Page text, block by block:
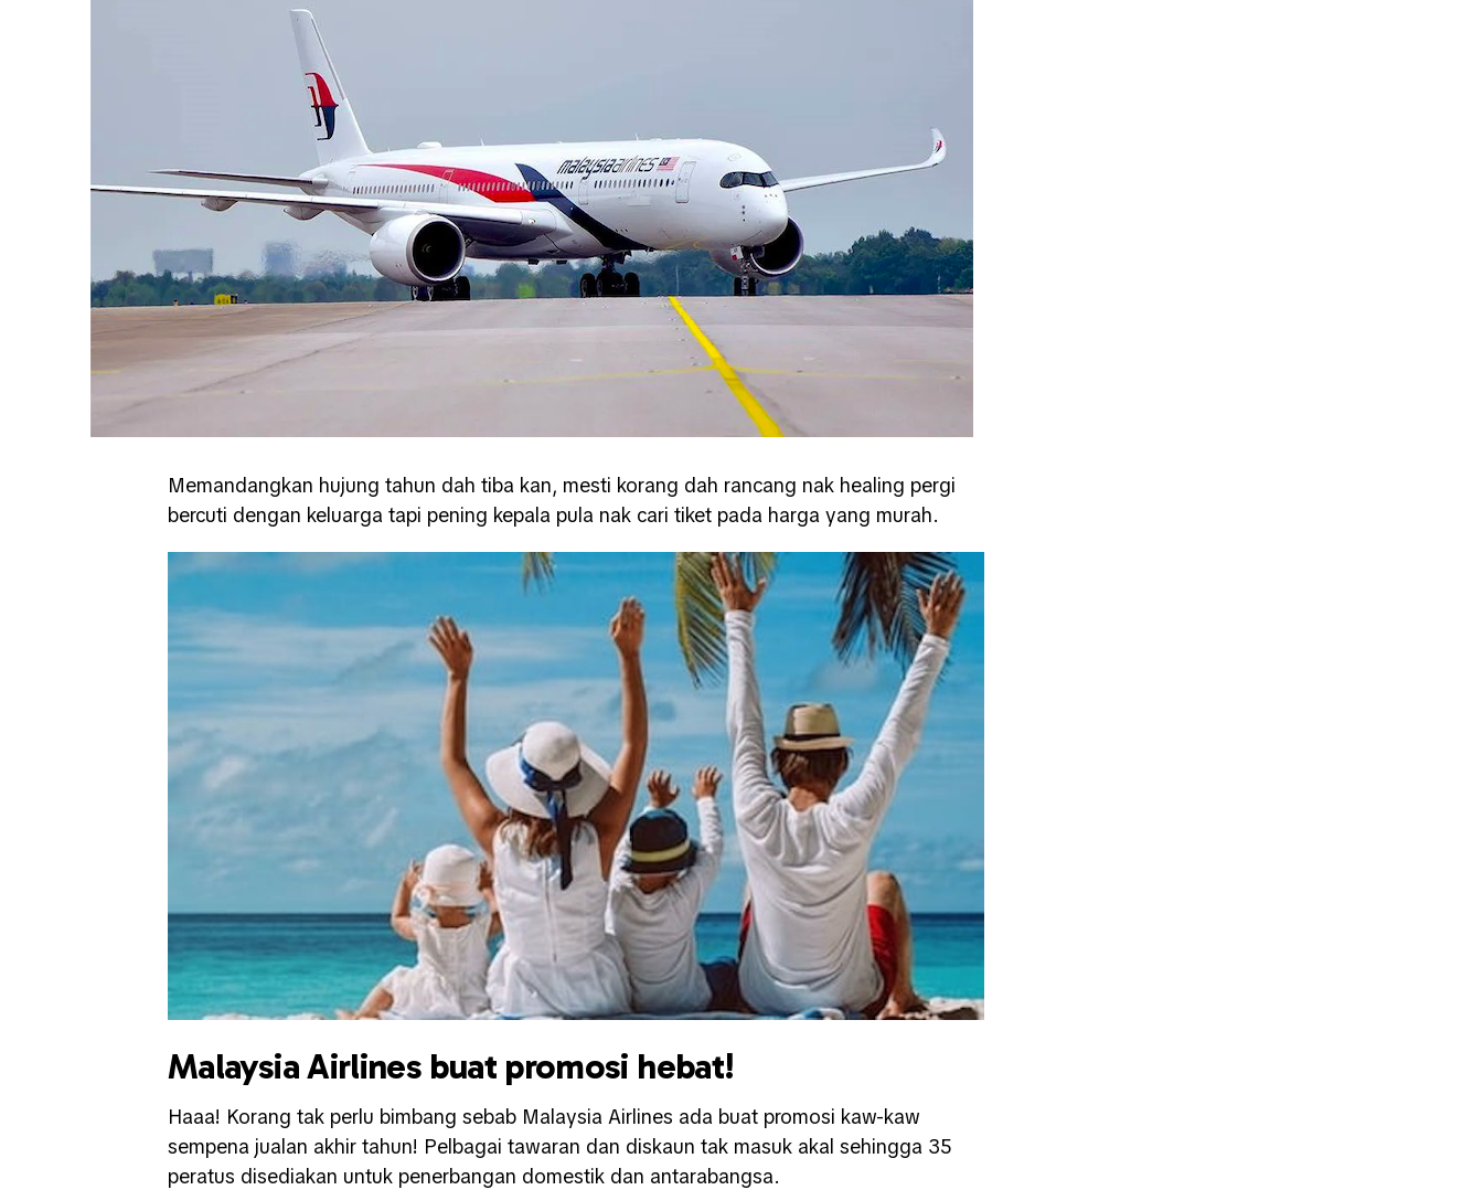
Memandangkan hujung tahun dah tiba kan, mesti korang dah rancang nak healing pergi
bercuti dengan keluarga tapi pening kepala pula nak cari tiket pada harga yang murah.
Malaysia Airlines buat promosi hebat!
Haaa! Korang tak perlu bimbang sebab Malaysia Airlines ada buat promosi kaw-kaw
sempena jualan akhir tahun! Pelbagai tawaran dan diskaun tak masuk akal sehingga 35
peratus disediakan untuk penerbangan domestik dan antarabangsa.